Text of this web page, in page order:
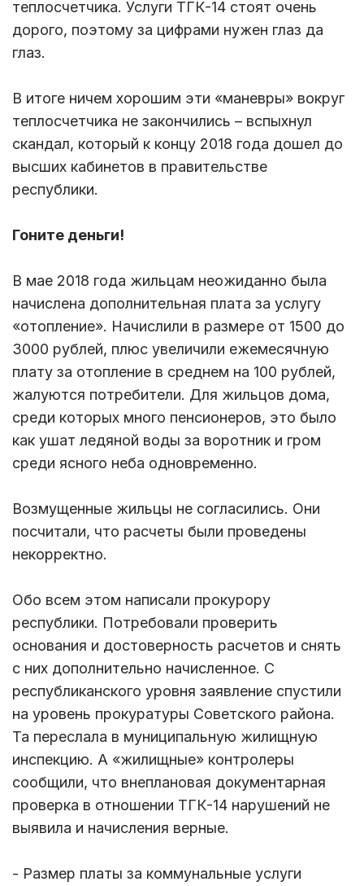
теплосчетчика. Услуги ТГК-14 стоят очень
дорого, поэтому за цифрами нужен глаз да
глаз.
В итоге ничем хорошим эти «маневры» вокруг
теплосчетчика не закончились – вспыхнул
скандал, который к концу 2018 года дошел до
высших кабинетов в правительстве
республики.
Гоните деньги!
В мае 2018 года жильцам неожиданно была
начислена дополнительная плата за услугу
«отопление». Начислили в размере от 1500 до
3000 рублей, плюс увеличили ежемесячную
плату за отопление в среднем на 100 рублей,
жалуются потребители. Для жильцов дома,
среди которых много пенсионеров, это было
как ушат ледяной воды за воротник и гром
среди ясного неба одновременно.
Возмущенные жильцы не согласились. Они
посчитали, что расчеты были проведены
некорректно.
Обо всем этом написали прокурору
республики. Потребовали проверить
основания и достоверность расчетов и снять
с них дополнительно начисленное. С
республиканского уровня заявление спустили
на уровень прокуратуры Советского района.
Та переслала в муниципальную жилищную
инспекцию. А «жилищные» контролеры
сообщили, что внеплановая документарная
проверка в отношении ТГК-14 нарушений не
выявила и начисления верные.
- Размер платы за коммунальные услуги